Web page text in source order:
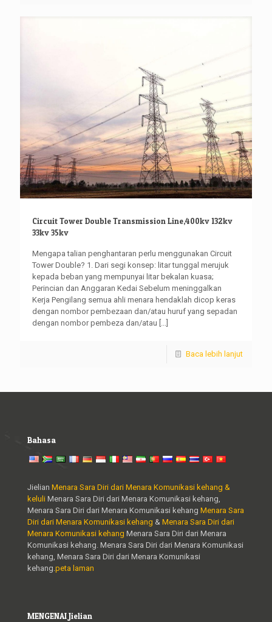
Circuit Tower Double Transmission Line,400kv 132kv
33kv 35kv
Mengapa talian penghantaran perlu menggunakan Circuit
Tower Double? 1. Dari segi konsep: litar tunggal merujuk
kepada beban yang mempunyai litar bekalan kuasa;
Perincian dan Anggaran Kedai Sebelum meninggalkan
Kerja Pengilang semua ahli menara hendaklah dicop keras
dengan nombor pembezaan dan/atau huruf yang sepadan
dengan nombor pembeza dan/atau
Baca lebih lanjut
Bahasa
Jielian Menara Sara Diri dari Menara Komunikasi kehang &
keluli Menara Sara Diri dari Menara Komunikasi kehang,
Menara Sara Diri dari Menara Komunikasi kehang Menara Sara
Diri dari Menara Komunikasi kehang & Menara Sara Diri dari
Menara Komunikasi kehang Menara Sara Diri dari Menara
Komunikasi kehang. Menara Sara Diri dari Menara Komunikasi
kehang, Menara Sara Diri dari Menara Komunikasi
kehang. peta laman
MENGENAI Jielian